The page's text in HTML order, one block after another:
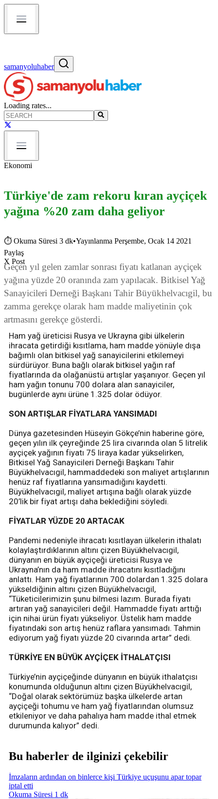
samanyoluhaber
Loading rates...
Ekonomi
Türkiye'de zam rekoru kıran ayçiçek
yağına %20 zam daha geliyor
⏱ Okuma Süresi 3 dk•Yayınlanma Perşembe, Ocak 14 2021
Paylaş
X Post
Geçen yıl gelen zamlar sonrası fiyatı katlanan ayçiçek
yağına yüzde 20 oranında zam yapılacak. Bitkisel Yağ
Sanayicileri Derneği Başkanı Tahir Büyükhelvacıgil, bu
zamma gerekçe olarak ham madde maliyetinin çok
artmasını gerekçe gösterdi.
Ham yağ üreticisi Rusya ve Ukrayna gibi ülkelerin
ihracata getirdiği kısıtlama, ham madde yönüyle dışa
bağımlı olan bitkisel yağ sanayicilerini etkilemeyi
sürdürüyor. Buna bağlı olarak bitkisel yağın raf
fiyatlarında da olağanüstü artışlar yaşanıyor. Geçen yıl
ham yağın tonunu 700 dolara alan sanayiciler,
bugünlerde aynı ürüne 1.325 dolar ödüyor.
SON ARTIŞLAR FİYATLARA YANSIMADI
Dünya gazetesinden Hüseyin Gökçe’nin haberine göre,
geçen yılın ilk çeyreğinde 25 lira civarında olan 5 litrelik
ayçiçek yağının fiyatı 75 liraya kadar yükselirken,
Bitkisel Yağ Sanayicileri Derneği Başkanı Tahir
Büyükhelvacıgil, hammaddedeki son maliyet artışlarının
henüz raf fiyatlarına yansımadığını kaydetti.
Büyükhelvacıgil, maliyet artışına bağlı olarak yüzde
20’lik bir fiyat artışı daha beklediğini söyledi.
FİYATLAR YÜZDE 20 ARTACAK
Pandemi nedeniyle ihracatı kısıtlayan ülkelerin ithalatı
kolaylaştırdıklarının altını çizen Büyükhelvacıgil,
dünyanın en büyük ayçiçeği üreticisi Rusya ve
Ukrayna’nın da ham madde ihracatını kısıtladığını
anlattı. Ham yağ fiyatlarının 700 dolardan 1.325 dolara
yükseldiğinin altını çizen Büyükhelvacıgil,
“Tüketicilerimizin şunu bilmesi lazım. Burada fiyatı
artıran yağ sanayicileri değil. Hammadde fiyatı arttığı
için nihai ürün fiyatı yükseliyor. Üstelik ham madde
fiyatındaki son artış henüz raflara yansımadı. Tahmin
ediyorum yağ fiyatı yüzde 20 civarında artar” dedi.
TÜRKİYE EN BÜYÜK AYÇİÇEK İTHALATÇISI
Türkiye’nin ayçiçeğinde dünyanın en büyük ithalatçısı
konumunda olduğunun altını çizen Büyükhelvacıgil,
“Doğal olarak sektörümüz başka ülkelerde artan
ayçiçeği tohumu ve ham yağ fiyatlarından olumsuz
etkileniyor ve daha pahalıya ham madde ithal etmek
durumunda kalıyor” dedi.
Bu haberler de ilginizi çekebilir
İmzaların ardından on binlerce kişi Türkiye uçuşunu apar topar
iptal etti
Okuma Süresi 1 dk